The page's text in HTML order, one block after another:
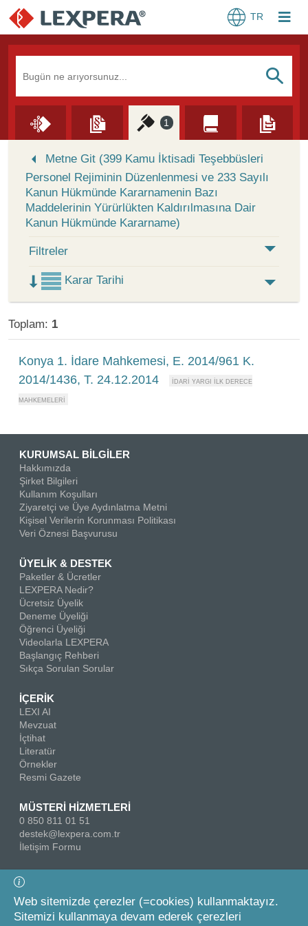
TR
S
1
Metne Git (399 Kamu İktisadi Teşebbüsleri
Personel Rejiminin Düzenlenmesi ve 233 Sayılı
Kanun Hükmünde Kararnamenin Bazı
Maddelerinin Yürürlükten Kaldırılmasına Dair
Kanun Hükmünde Kararname)
Filtreler
Karar Tarihi
Toplam: 1
Konya 1. İdare Mahkemesi, E. 2014/961 K.
2014/1436, T. 24.12.2014
KURUMSAL BİLGİLER
Hakkımızda
Şirket Bilgileri
Kullanım Koşulları
Ziyaretçi ve Üye Aydınlatma Metni
Kişisel Verilerin Korunması Politikası
Veri Öznesi Başvurusu
ÜYELİK & DESTEK
Paketler & Ücretler
LEXPERA Nedir?
Ücretsiz Üyelik
Deneme Üyeliği
Öğrenci Üyeliği
Videolarla LEXPERA
Başlangıç Rehberi
Sıkça Sorulan Sorular
İÇERİK
LEXI AI
Mevzuat
İçtihat
Literatür
Örnekler
Resmi Gazete
MÜSTERİ HİZMETLERİ
0 850 811 01 51
destek@lexpera.com.tr
İletişim Formu
Bizi Takip Edin
Web sitemizde çerezler (=cookies) kullanmaktayız.
Sitemizi kullanmaya devam ederek çerezleri